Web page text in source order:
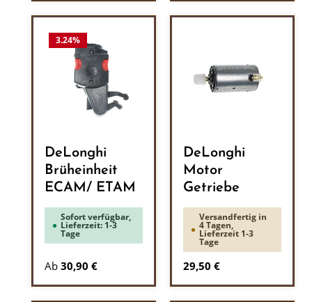
3.24%
DeLonghi
Brüheinheit
ECAM/ ETAM
Sofort verfügbar,
Lieferzeit: 1-3
Tage
Ab 30,90 €
DeLonghi
Motor
Getriebe
Versandfertig in
4 Tagen,
Lieferzeit 1-3
Tage
Regulärer Preis:
29,50 €